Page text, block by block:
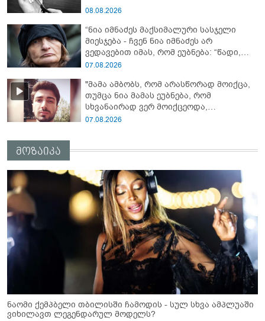
08.08.2026
“ნია იმნაძეს მაქსიმალური სასჯელი
მიესჯება - ჩვენ ნია იმნაძეს არ
ვედავებით იმას, რომ ეუბნება: “წადი,
მოკალი“, ეს დაკვეთაა, ჩვენ ვამბობთ,
ავალიანის დედა
07.08.2026
"მამა ამბობს, რომ არასწორად მოიქცა,
თუმცა ნია მამას ეუბნება, რომ
სხვანაირად ვერ მოიქცეოდა,
თანამედროვე ეპოქაში სხვანაირად
საქმის პროკურორი?
07.08.2026
მოზაიკა
ნაომი ქემპბელი თბილისში ჩამოდის - სულ სხვა ამპლუაში
ვიხილავთ ლეგენდარულ მოდელს?